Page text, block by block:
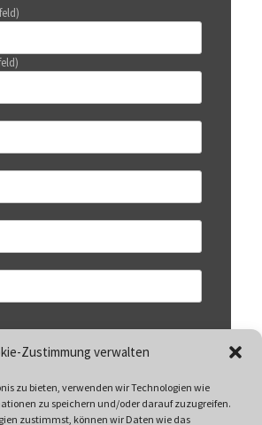
Zustimmung verwalten
zu bieten, verwenden wir Technologien wie
zu speichern und/oder darauf zuzugreifen.
zustimmst, können wir Daten wie das